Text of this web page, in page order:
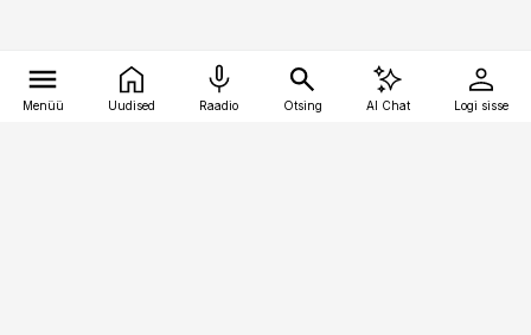
Menüü Uudised Raadio Otsing AI Chat Logi sisse